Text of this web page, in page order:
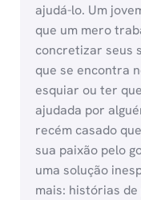
ajudá-lo. Um
que um mero
concretizar seus
que se encontra
esquiar ou ter
ajudada por
recém casado
sua paixão pelo
uma solução
mais: histórias